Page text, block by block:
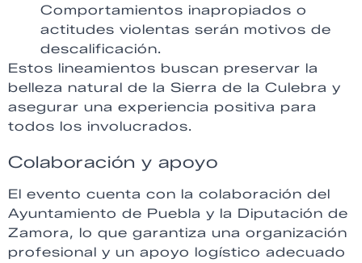
Comportamientos inapropiados o
actitudes violentas serán motivos de
descalificación.
Estos lineamientos buscan preservar la
belleza natural de la Sierra de la Culebra y
asegurar una experiencia positiva para
todos los involucrados.
Colaboración y apoyo
El evento cuenta con la colaboración del
Ayuntamiento de Puebla y la Diputación de
Zamora, lo que garantiza una organización
profesional y un apoyo logístico adecuado